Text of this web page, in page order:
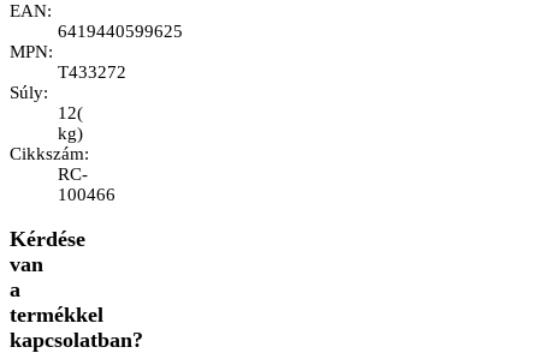
EAN:
6419440599625
MPN:
T433272
Súly:
12(
kg)
Cikkszám:
RC-
100466
Kérdése
van
a
termékkel
kapcsolatban?